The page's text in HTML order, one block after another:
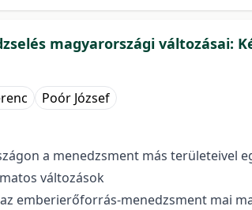
magyarországi változásai:
Poór József
a menedzsment más területeivel
változások
emberierőforrás-menedzsment mai